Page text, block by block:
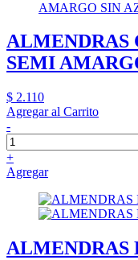
ALMENDRAS
SEMI
$ 2.110
Agregar al Carrito
-
+
Agregar
ALMENDRAS